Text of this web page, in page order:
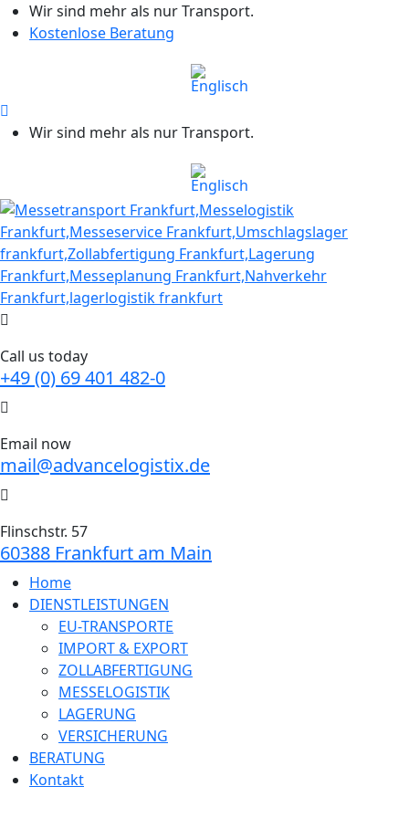
Wir sind mehr als nur Transport.
Kostenlose Beratung
Wir sind mehr als nur Transport.
Call us today
+49 (0) 69 401 482-0
Email now
mail@advancelogistix.de
Flinschstr. 57
60388 Frankfurt am Main
Home
DIENSTLEISTUNGEN
EU-TRANSPORTE
IMPORT & EXPORT
ZOLLABFERTIGUNG
MESSELOGISTIK
LAGERUNG
VERSICHERUNG
BERATUNG
Kontakt